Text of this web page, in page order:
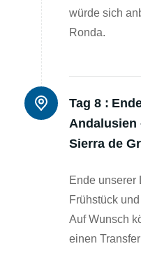
würde sich
Ronda.
Tag 8 :
Andalusien
Sierra de
Ende unserer
Frühstück
Auf Wunsch
einen